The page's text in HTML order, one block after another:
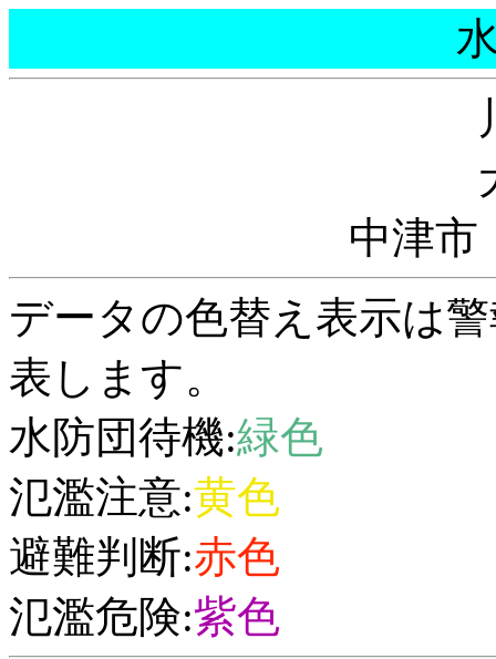
中津
データの色替え表示は
表します。
水防団待機:緑色
氾濫注意:黄色
避難判断:赤色
氾濫危険:紫色